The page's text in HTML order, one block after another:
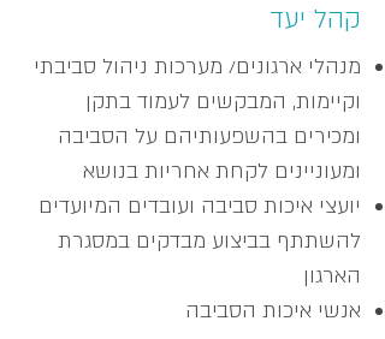
קהל יעד
מנהלי ארגונים/ מערכות ניהול סביבתי
וקיימות, המבקשים לעמוד בתקן
ומכירים בהשפעותיהם על הסביבה
ומעוניינים לקחת אחריות בנושא
יועצי איכות סביבה ועובדים המיועדים
להשתתף בביצוע מבדקים במסגרת
הארגון
אנשי איכות הסביבה